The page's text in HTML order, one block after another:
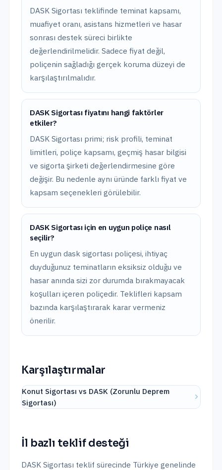
DASK Sigortası teklifinde teminat kapsamı,
muafiyet oranı, asistans hizmetleri ve hasar
sonrası destek süreci birlikte
değerlendirilmelidir. Sadece fiyat değil,
poliçenin sağladığı gerçek koruma düzeyi de
karşılaştırılmalıdır.
DASK Sigortası fiyatını hangi faktörler
etkiler?
DASK Sigortası primi; risk profili, teminat
limitleri, poliçe kapsamı, geçmiş hasar bilgisi
ve sigorta şirketi değerlendirmesine göre
değişir. Bu nedenle aynı üründe farklı fiyat ve
kapsam seçenekleri görülebilir.
DASK Sigortası için en uygun poliçe nasıl
seçilir?
En uygun dask sigortası poliçesi, ihtiyaç
duyduğunuz teminatların eksiksiz olduğu ve
hasar anında sizi zor durumda bırakmayacak
koşulları içeren poliçedir. Teklifleri kapsam
bazında karşılaştırarak karar vermeniz
önerilir.
Karşılaştırmalar
Konut Sigortası vs DASK (Zorunlu Deprem
Sigortası)
İl bazlı teklif desteği
DASK Sigortası teklif sürecinde Türkiye genelinde